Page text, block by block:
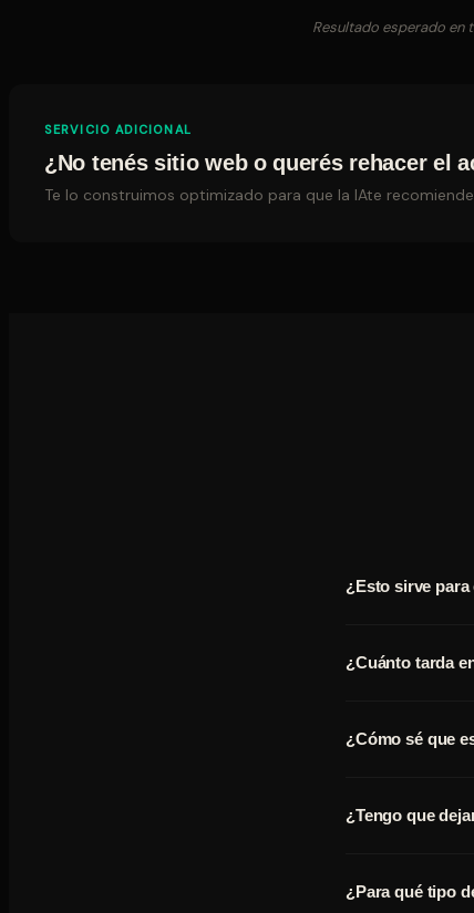
Resultado esperado en
SERVICIO ADICIONAL
¿No tenés sitio web o querés rehacer el
Te lo construimos optimizado para que la IAte
¿Esto sirve para
¿Cuánto tarda
¿Cómo sé que
¿Tengo que
¿Para qué tipo